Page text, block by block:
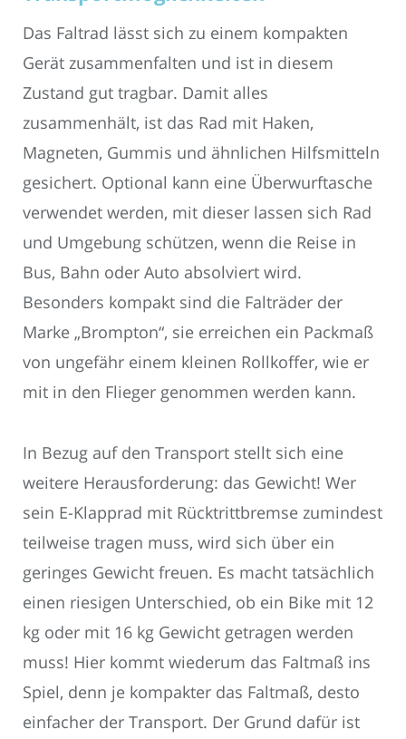
Das Faltrad lässt sich zu einem kompakten
Gerät zusammenfalten und ist in diesem
Zustand gut tragbar. Damit alles
zusammenhält, ist das Rad mit Haken,
Magneten, Gummis und ähnlichen Hilfsmitteln
gesichert. Optional kann eine Überwurftasche
verwendet werden, mit dieser lassen sich Rad
und Umgebung schützen, wenn die Reise in
Bus, Bahn oder Auto absolviert wird.
Besonders kompakt sind die Falträder der
Marke „Brompton“, sie erreichen ein Packmaß
von ungefähr einem kleinen Rollkoffer, wie er
mit in den Flieger genommen werden kann.
In Bezug auf den Transport stellt sich eine
weitere Herausforderung: das Gewicht! Wer
sein E-Klapprad mit Rücktrittbremse zumindest
teilweise tragen muss, wird sich über ein
geringes Gewicht freuen. Es macht tatsächlich
einen riesigen Unterschied, ob ein Bike mit 12
kg oder mit 16 kg Gewicht getragen werden
muss! Hier kommt wiederum das Faltmaß ins
Spiel, denn je kompakter das Faltmaß, desto
einfacher der Transport. Der Grund dafür ist